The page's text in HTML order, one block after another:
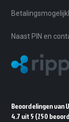
Naast PIN en
Beoordelingen van
4.7 uit 5 (250